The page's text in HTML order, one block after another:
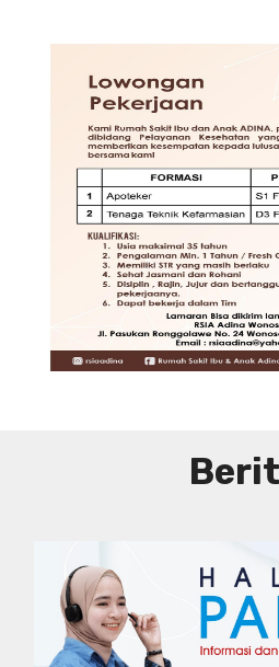
TENAGA
KEFARMASIAN
DIBUTUHKAN SEGERA
KEFARMASIAN DI
DKI
SYARAT DAN
BROSUR